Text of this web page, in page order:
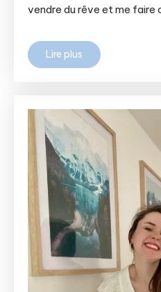
vendre du rêve et me
Lire plus